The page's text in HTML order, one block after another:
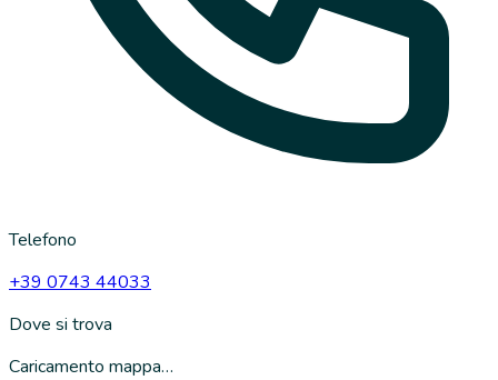
Telefono
+39 0743 44033
Dove si trova
Caricamento mappa…